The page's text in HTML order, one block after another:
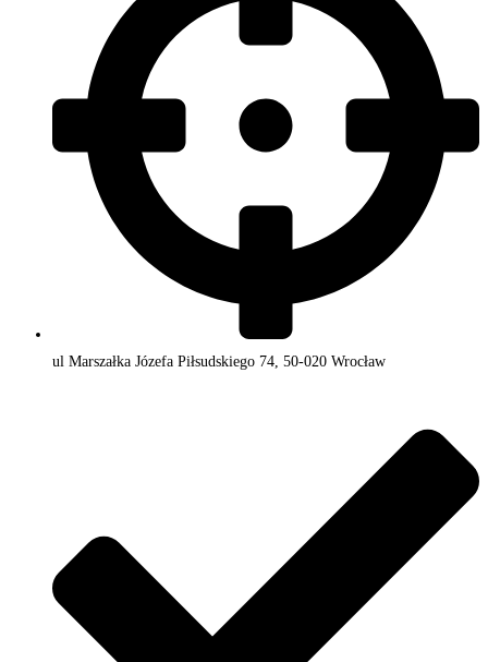
ul Marszałka Józefa Piłsudskiego 74, 50-020 Wrocław